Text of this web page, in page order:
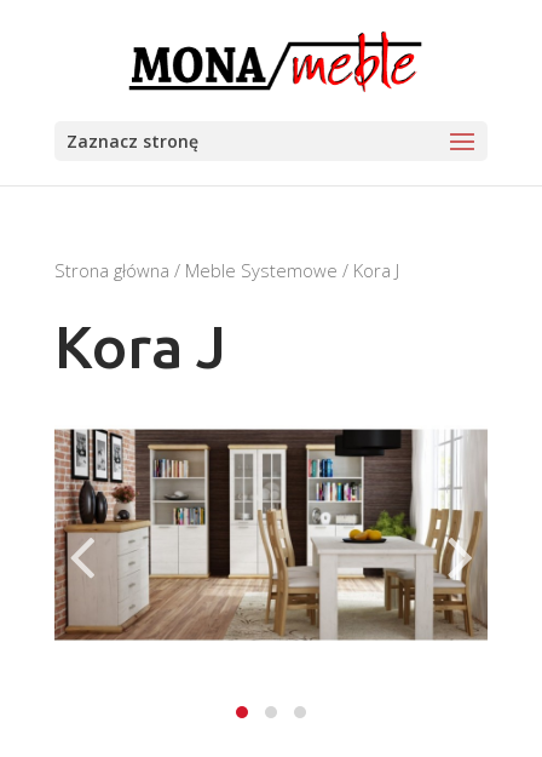
Zaznacz stronę
Strona główna / Meble Systemowe / Kora J
Kora J